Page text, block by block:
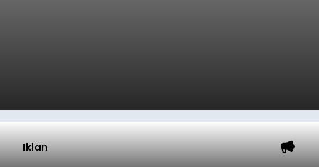
Iklan